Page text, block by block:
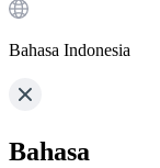
Bahasa Indonesia
Bahasa